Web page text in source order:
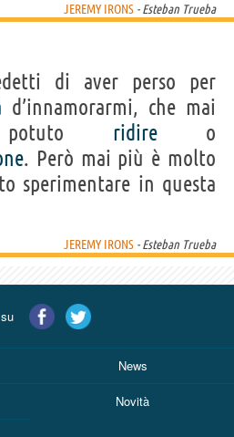
JEREMY IRONS - Esteban Trueba
di aver perso per
d’innamorarmi, che mai
ridireo
. Però mai più è molto
sperimentare in questa
JEREMY IRONS - Esteban Trueba
News
Novità